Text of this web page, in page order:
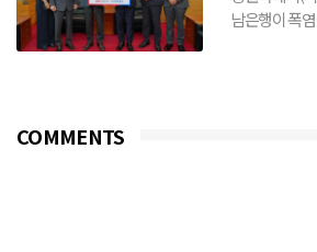
남은행이 폭
COMMENTS